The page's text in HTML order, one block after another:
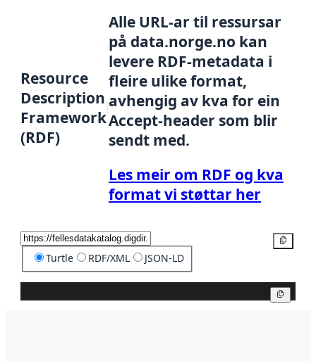
Resource
Description
Framework
(RDF)
Alle URL-ar til ressursar
på data.norge.no kan
levere RDF-metadata i
fleire ulike format,
avhengig av kva for ein
Accept-header som blir
sendt med.
Les meir om RDF og kva
format vi støttar her
Turtle RDF/XML JSON-LD